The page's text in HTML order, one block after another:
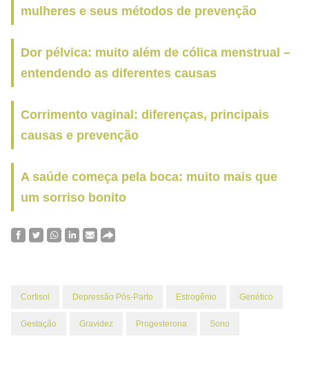
mulheres e seus métodos de prevenção
Dor pélvica: muito além de cólica menstrual –
entendendo as diferentes causas
Corrimento vaginal: diferenças, principais
causas e prevenção
A saúde começa pela boca: muito mais que
um sorriso bonito
Cortisol Depressão Pós-Parto Estrogênio Genético
Gestação Gravidez Progesterona Sono